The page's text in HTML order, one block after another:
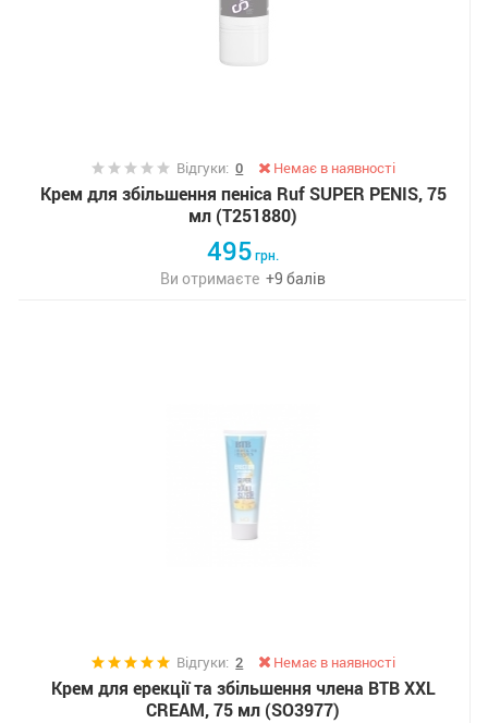
Відгуки:0 Немає в наявності
Крем для збільшення пеніса Ruf SUPER PENIS, 75
мл (T251880)
495грн.
Ви отримаєте +9 балів
Відгуки:2 Немає в наявності
Крем для ерекції та збільшення члена BTB XXL
CREAM, 75 мл (SO3977)